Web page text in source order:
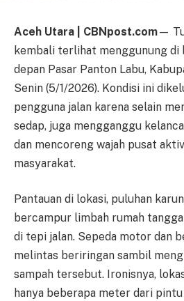
Aceh Utara | CBNpost.com—
kembali terlihat menggunung di
depan Pasar Panton Labu,
Senin (5/1/2026). Kondisi ini
pengguna jalan karena selain
sedap, juga mengganggu
dan mencoreng wajah pusat
masyarakat.
Pantauan di lokasi, puluhan
bercampur limbah rumah
di tepi jalan. Sepeda motor dan
melintas beriringan sambil
sampah tersebut. Ironisnya,
hanya beberapa meter dari